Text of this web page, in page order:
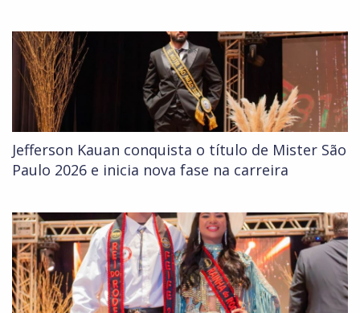
Jefferson Kauan conquista o título de Mister São
Paulo 2026 e inicia nova fase na carreira